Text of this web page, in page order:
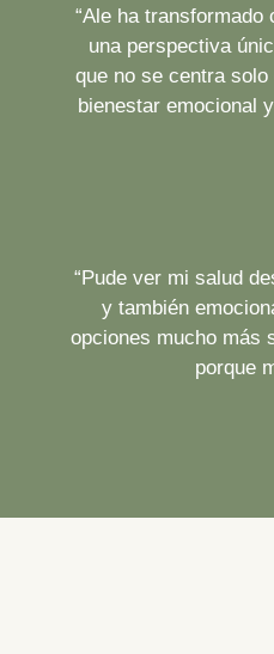
“Ale hatransformado
una perspectiva
que no se centra
bienestar emocional
“Pude ver mi salud
y también
opciones mucho más
porque